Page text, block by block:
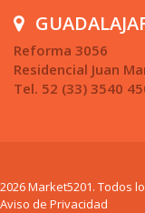
Reforma 3056
Residencial Juan
Tel. 52 (33) 3540
2026 Market5201. Todos
Aviso de Privacidad